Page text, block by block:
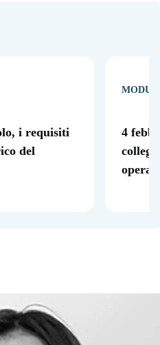
i requisiti
del
4